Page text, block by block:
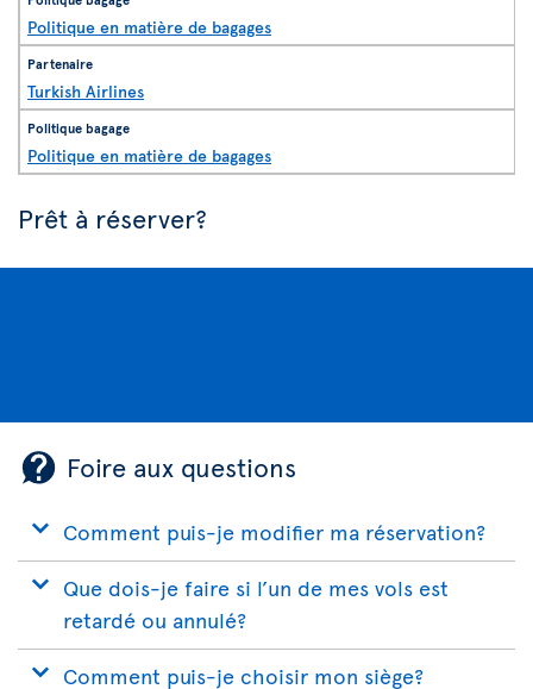
Politique en matière de bagages
Turkish Airlines
Politique en matière de bagages
Prêt à réserver?
Foire aux questions
Comment puis-je modifier ma réservation?
Que dois-je faire si l’un de mes vols est
retardé ou annulé?
Comment puis-je choisir mon siège?